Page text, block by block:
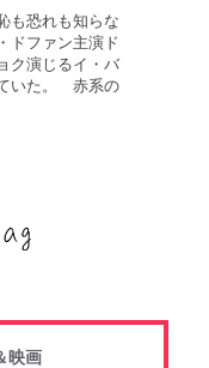
も恐れも知らな
ドファン主演ド
ク演じるイ・バ
いた。 赤系の
映画